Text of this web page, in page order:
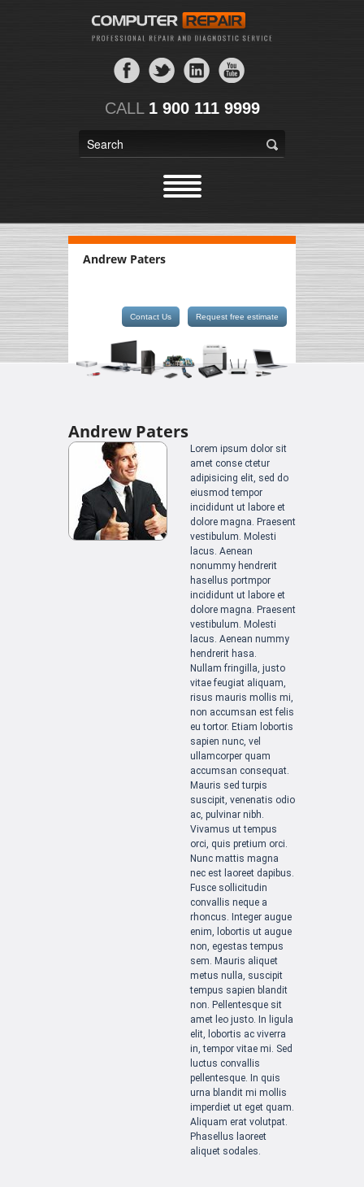
CALL 1 900 111 9999
Andrew Paters
Contact Us Request free estimate
Andrew Paters
Lorem ipsum dolor sit
amet conse ctetur
adipisicing elit, sed do
eiusmod tempor
incididunt ut labore et
dolore magna. Praesent
vestibulum. Molesti
lacus. Aenean
nonummy hendrerit
hasellus portmpor
incididunt ut labore et
dolore magna. Praesent
vestibulum. Molesti
lacus. Aenean nummy
hendrerit hasa.
Nullam fringilla, justo
vitae feugiat aliquam,
risus mauris mollis mi,
non accumsan est felis
eu tortor. Etiam lobortis
sapien nunc, vel
ullamcorper quam
accumsan consequat.
Mauris sed turpis
suscipit, venenatis odio
ac, pulvinar nibh.
Vivamus ut tempus
orci, quis pretium orci.
Nunc mattis magna
nec est laoreet dapibus.
Fusce sollicitudin
convallis neque a
rhoncus. Integer augue
enim, lobortis ut augue
non, egestas tempus
sem. Mauris aliquet
metus nulla, suscipit
tempus sapien blandit
non. Pellentesque sit
amet leo justo. In ligula
elit, lobortis ac viverra
in, tempor vitae mi. Sed
luctus convallis
pellentesque. In quis
urna blandit mi mollis
imperdiet ut eget quam.
Aliquam erat volutpat.
Phasellus laoreet
aliquet sodales.